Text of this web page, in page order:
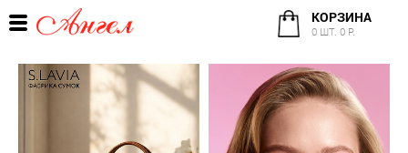
КОРЗИНА
0 ШТ. 0 Р.